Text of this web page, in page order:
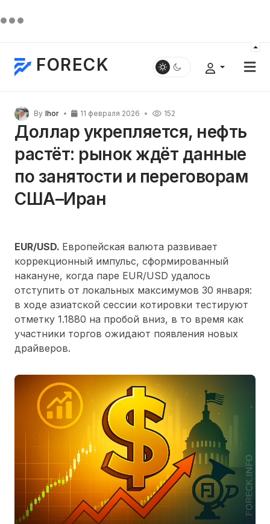
FORECK
By Ihor 11 февраля 2026 152
Доллар укрепляется, нефть
растёт: рынок ждёт данные
по занятости и переговорам
США–Иран
EUR/USD. Европейская валюта развивает
коррекционный импульс, сформированный
накануне, когда паре EUR/USD удалось
отступить от локальных максимумов 30 января:
в ходе азиатской сессии котировки тестируют
отметку 1.1880 на пробой вниз, в то время как
участники торгов ожидают появления новых
драйверов.